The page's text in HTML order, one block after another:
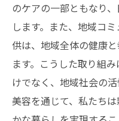
のケアの一部ともなり
します。また、地域コ
供は、地域全体の健康
ます。こうした取り組
けでなく、地域社会の
美容を通じて、私たち